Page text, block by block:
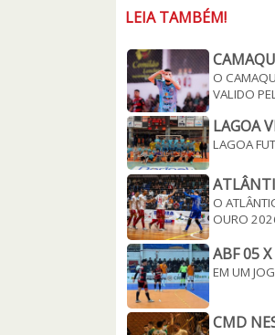
LEIA TAMBÉM!
O
VALIDO
LAGOA
LAGOA
O
OURO
ABF 05
EM UM
CMD